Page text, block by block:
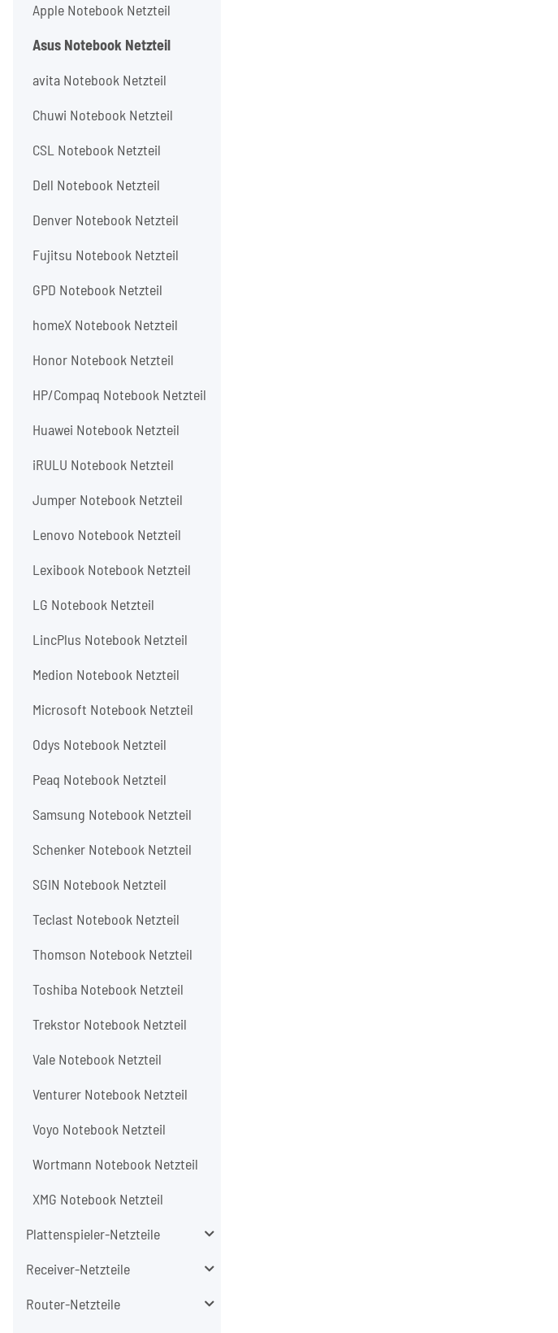
Apple Notebook Netzteil
Asus Notebook Netzteil
avita Notebook Netzteil
Chuwi Notebook Netzteil
CSL Notebook Netzteil
Dell Notebook Netzteil
Denver Notebook Netzteil
Fujitsu Notebook Netzteil
GPD Notebook Netzteil
homeX Notebook Netzteil
Honor Notebook Netzteil
HP/Compaq Notebook Netzteil
Huawei Notebook Netzteil
iRULU Notebook Netzteil
Jumper Notebook Netzteil
Lenovo Notebook Netzteil
Lexibook Notebook Netzteil
LG Notebook Netzteil
LincPlus Notebook Netzteil
Medion Notebook Netzteil
Microsoft Notebook Netzteil
Odys Notebook Netzteil
Peaq Notebook Netzteil
Samsung Notebook Netzteil
Schenker Notebook Netzteil
SGIN Notebook Netzteil
Teclast Notebook Netzteil
Thomson Notebook Netzteil
Toshiba Notebook Netzteil
Trekstor Notebook Netzteil
Vale Notebook Netzteil
Venturer Notebook Netzteil
Voyo Notebook Netzteil
Wortmann Notebook Netzteil
XMG Notebook Netzteil
Plattenspieler-Netzteile
Receiver-Netzteile
Router-Netzteile